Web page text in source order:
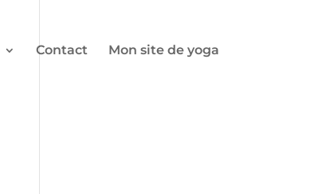
Contact Mon site de yoga